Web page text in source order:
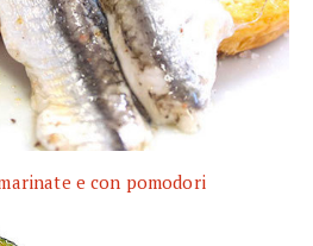
e con pomodori